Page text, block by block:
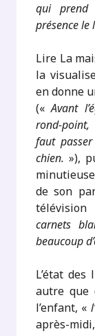
qui prend
présence le
Lire La
la
en donne
(«Avant
rond-
faut
chien. »),
de son
télévision
carnets
beaucoup
L’état
autre que
l’enfant, «
après-